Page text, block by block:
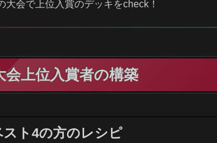
大会で上位入賞のデッキをcheck！
上位入賞者の構築
ト4の方のレシピ